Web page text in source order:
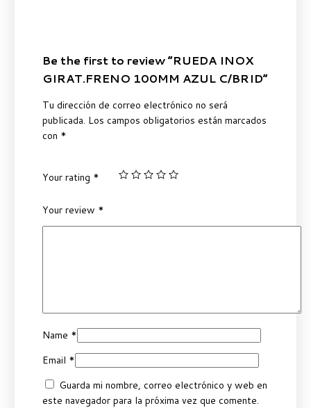
Be the first to review “RUEDA INOX
GIRAT.FRENO 100MM AZUL C/BRID”
Tu dirección de correo electrónico no será
publicada. Los campos obligatorios están marcados
con *
Your rating *
Your review *
Name *
Email *
Guarda mi nombre, correo electrónico y web en
este navegador para la próxima vez que comente.